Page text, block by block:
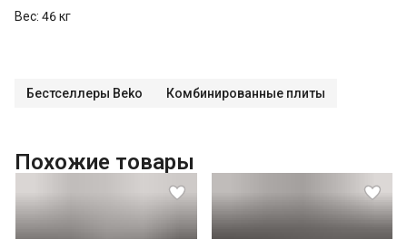
Вес: 46 кг
Бестселлеры Beko Комбинированные плиты
Похожие товары